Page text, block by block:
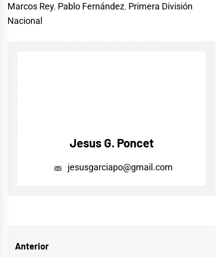
Marcos Rey, Pablo Fernández, Primera División
Nacional
Jesus G. Poncet
jesusgarciapo@gmail.com
Navegación
Anterior